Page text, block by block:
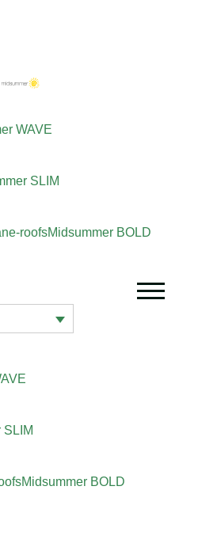
WAVE
SLIM
roofsMidsummer BOLD
SLIM
Midsummer BOLD